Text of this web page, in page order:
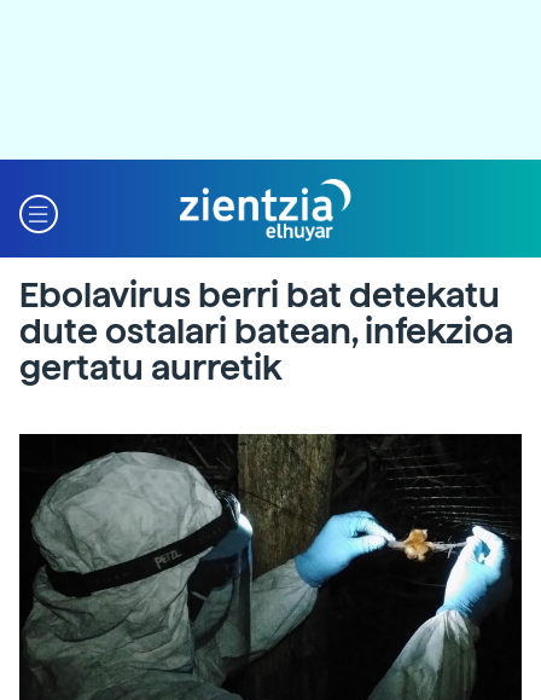
Ebolavirus berri bat detekatu
dute ostalari batean, infekzioa
gertatu aurretik